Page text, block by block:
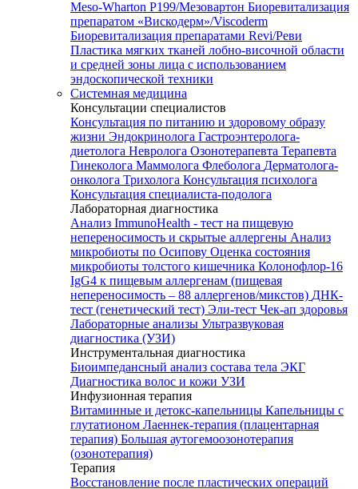
Meso-Wharton P199/Мезовартон Биоревитализация
препаратом «Вискодерм»/Viscoderm
Биоревитализация препаратами Revi/Реви
Пластика мягких тканей лобно-височной области
и средней зоны лица с использованием
эндоскопической техники
Системная медицина
Консультации специалистов
Консультация по питанию и здоровому образу
жизни Эндокринолога Гастроэнтеролога-
диетолога Невролога Озонотерапевта Терапевта
Гинеколога Маммолога Флеболога Дерматолога-
онколога Трихолога Консультация психолога
Консультация специалиста-подолога
Лабораторная диагностика
Анализ ImmunoHealth - тест на пищевую
непереносимость и скрытые аллергены Анализ
микробиоты по Осипову Оценка состояния
микробиоты толстого кишечника Колонофлор-16
IgG4 к пищевым аллергенам (пищевая
непереносимость – 88 аллергенов/микстов) ДНК-
тест (генетический тест) Эли-тест Чек-ап здоровья
Лабораторные анализы Ультразвуковая
диагностика (УЗИ)
Инструментальная диагностика
Биоимпедансный анализ состава тела ЭКГ
Диагностика волос и кожи УЗИ
Инфузионная терапия
Витаминные и детокс-капельницы Капельницы с
глутатионом Лаеннек-терапия (плацентарная
терапия) Большая аутогемоозонотерапия
(озонотерапия)
Терапия
Восстановление после пластических операций